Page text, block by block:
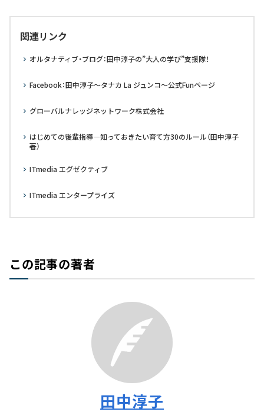
関連リンク
オルタナティブ・ブログ：田中淳子の”大人の学び”支援隊！
Facebook：田中淳子～タナカ La ジュンコ～公式Funページ
グローバルナレッジネットワーク株式会社
はじめての後輩指導―知っておきたい育て方30のルール（田中淳子
著）
ITmedia エグゼクティブ
ITmedia エンタープライズ
この記事の著者
田中淳子